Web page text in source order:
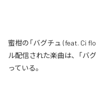
蜜柑の「バグチュ (feat. Ci
ル配信された楽曲は、「バ
っている。